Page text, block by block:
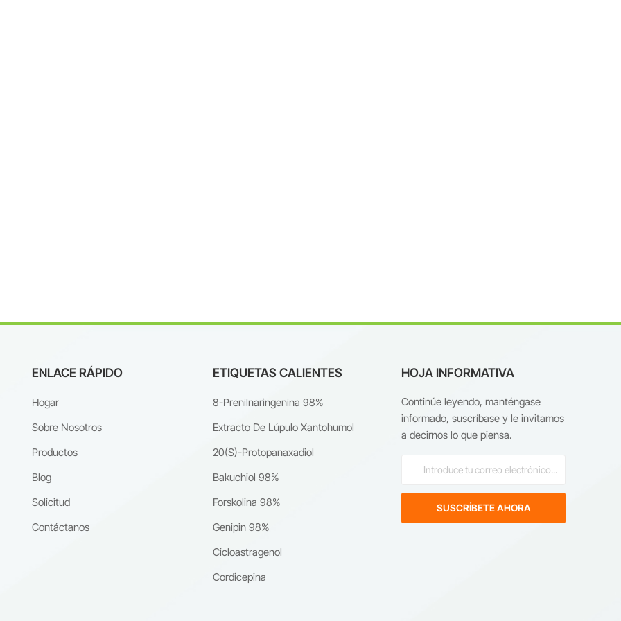
ENLACE RÁPIDO
Hogar
Sobre Nosotros
Productos
Blog
Solicitud
Contáctanos
ETIQUETAS CALIENTES
8-Prenilnaringenina 98%
Extracto De Lúpulo Xantohumol
20(S)-Protopanaxadiol
Bakuchiol 98%
Forskolina 98%
Genipin 98%
Cicloastragenol
Cordicepina
HOJA INFORMATIVA
Continúe leyendo, manténgase
informado, suscríbase y le invitamos
a decirnos lo que piensa.